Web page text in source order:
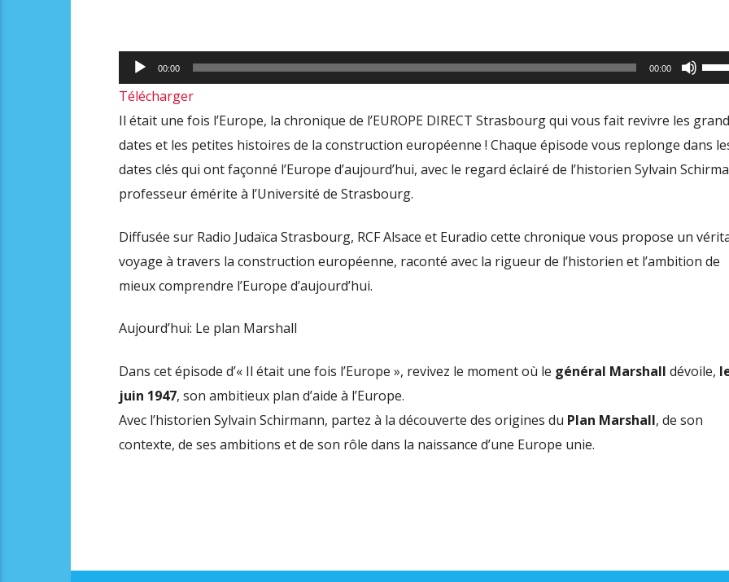
Lecteur
audio
00:00 00:00
les
le
Télécharger
Il était une fois l’Europe, la chronique de l’EUROPE DIRECT Strasbourg qui vous fait revivre les
dates et les petites histoires de la construction européenne ! Chaque épisode vous replonge dans
dates clés qui ont façonné l’Europe d’aujourd’hui, avec le regard éclairé de l’historien Sylvain
professeur émérite à l’Université de Strasbourg.
Diffusée sur Radio Judaïca Strasbourg, RCF Alsace et Euradio cette chronique vous propose un
voyage à travers la construction européenne, raconté avec la rigueur de l’historien et l’ambition de
mieux comprendre l’Europe d’aujourd’hui.
Aujourd’hui: Le plan Marshall
Dans cet épisode d’« Il était une fois l’Europe », revivez le moment où le général Marshall dévoile,
juin 1947, son ambitieux plan d’aide à l’Europe.
Avec l’historien Sylvain Schirmann, partez à la découverte des origines du Plan Marshall, de son
contexte, de ses ambitions et de son rôle dans la naissance d’une Europe unie.